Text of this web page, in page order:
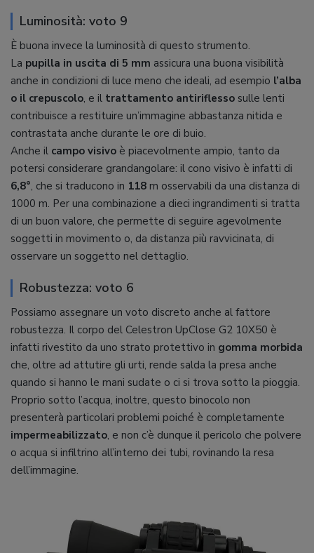
Luminosità: voto 9
È buona invece la luminosità di questo strumento.
La pupilla in uscita di 5 mm assicura una buona visibilità
anche in condizioni di luce meno che ideali, ad esempio l’alba
o il crepuscolo, e il trattamento antiriflesso sulle lenti
contribuisce a restituire un’immagine abbastanza nitida e
contrastata anche durante le ore di buio.
Anche il campo visivo è piacevolmente ampio, tanto da
potersi considerare grandangolare: il cono visivo è infatti di
6,8°, che si traducono in 118 m osservabili da una distanza di
1000 m. Per una combinazione a dieci ingrandimenti si tratta
di un buon valore, che permette di seguire agevolmente
soggetti in movimento o, da distanza più ravvicinata, di
osservare un soggetto nel dettaglio.
Robustezza: voto 6
Possiamo assegnare un voto discreto anche al fattore
robustezza. Il corpo del Celestron UpClose G2 10X50 è
infatti rivestito da uno strato protettivo in gomma morbida
che, oltre ad attutire gli urti, rende salda la presa anche
quando si hanno le mani sudate o ci si trova sotto la pioggia.
Proprio sotto l’acqua, inoltre, questo binocolo non
presenterà particolari problemi poiché è completamente
impermeabilizzato, e non c’è dunque il pericolo che polvere
o acqua si infiltrino all’interno dei tubi, rovinando la resa
dell’immagine.